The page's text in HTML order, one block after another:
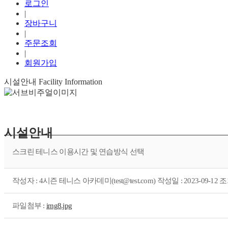
로그인
|
장바구니
|
주문조회
|
회원가입
시설안내 Facility Information
시설안내
스크린 테니스 이용시간 및 연습방식 선택
작성자 : 4시즌 테니스 아카데미(test@test.com) 작성일 : 2023-09-12
파일첨부 : img8.jpg